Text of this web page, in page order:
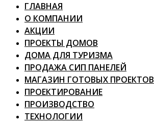
ГЛАВНАЯ
О КОМПАНИИ
АКЦИИ
ПРОЕКТЫ ДОМОВ
ДОМА ДЛЯ ТУРИЗМА
ПРОДАЖА СИП ПАНЕЛЕЙ
МАГАЗИН ГОТОВЫХ ПРОЕКТОВ
ПРОЕКТИРОВАНИЕ
ПРОИЗВОДСТВО
ТЕХНОЛОГИИ